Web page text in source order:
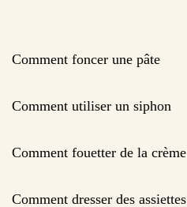
Comment foncer une pâte
Comment utiliser un siphon
Comment fouetter de la crème
Comment dresser des assiettes